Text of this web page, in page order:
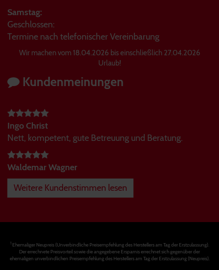
Samstag:
Geschlossen:
Termine nach telefonischer Vereinbarung
Wir machen vom 18.04.2026 bis einschließlich 27.04.2026
Urlaub!
Kundenmeinungen
Ingo Christ
Nett, kompetent, gute Betreuung und Beratung.
Waldemar Wagner
Weitere Kundenstimmen lesen
1Ehemaliger Neupreis (Unverbindliche Preisempfehlung des Herstellers am Tag der Erstzulassung).
Der errechnete Preisvorteil sowie die angegebene Ersparnis errechnet sich gegenüber der
ehemaligen unverbindlichen Preisempfehlung des Herstellers am Tag der Erstzulassung (Neupreis).